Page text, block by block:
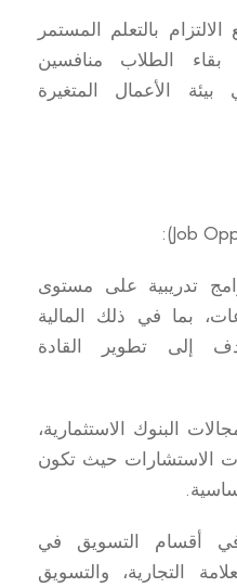
بالتعلم المستمر
بقاء الطلاب منافسين
الأعمال المتغيرة
تدريبية على مستوى
بما في ذلك المالية
إلى تطوير القادة
البنوك الاستثمارية،
الاستشارات حيث تكون
أقسام التسويق في
التجارية، والتسويق